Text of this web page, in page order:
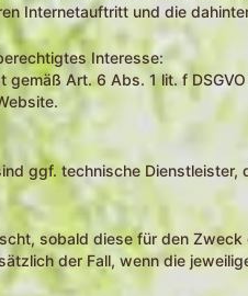
Internetauftritt und die
Interesse:
gemäß Art. 6 Abs. 1 lit. f
ggf. technische
sobald diese für den
der Fall, wenn die